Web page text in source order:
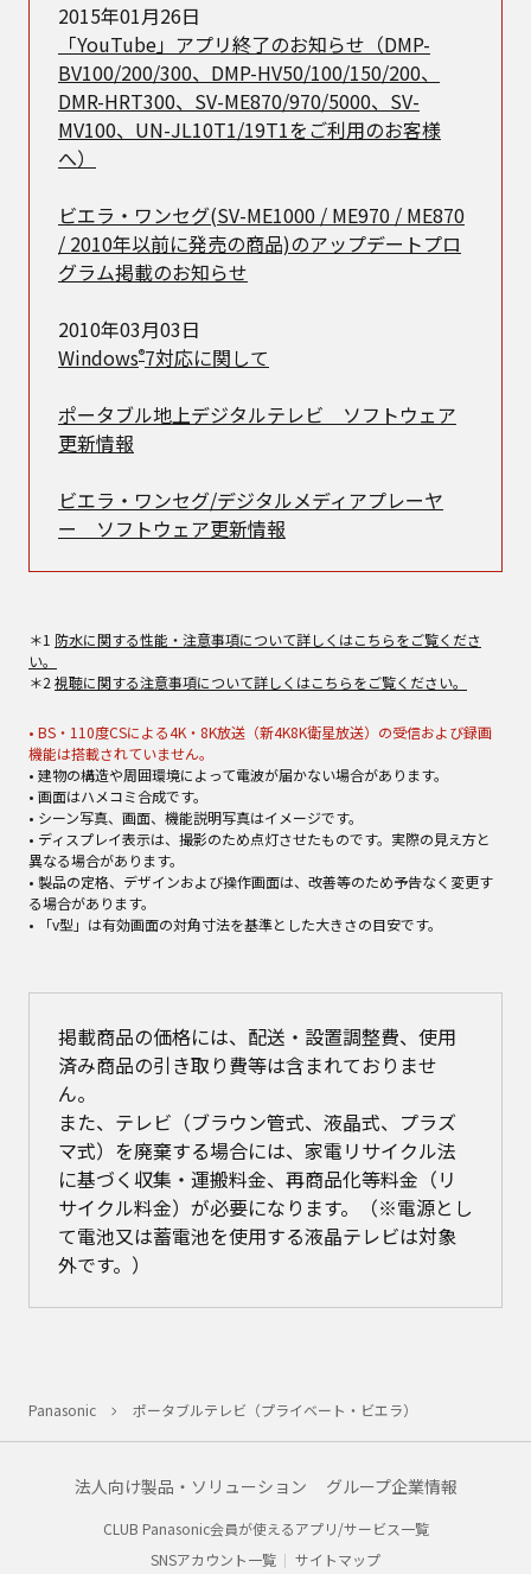
2015年01月26日
「YouTube」アプリ終了のお知らせ（DMP-
BV100/200/300、DMP-HV50/100/150/200、
DMR-HRT300、SV-ME870/970/5000、SV-
MV100、UN-JL10T1/19T1をご利用のお客様
へ）
ビエラ・ワンセグ(SV-ME1000 / ME970 / ME870
/ 2010年以前に発売の商品)のアップデートプロ
グラム掲載のお知らせ
2010年03月03日
Windows®7対応に関して
ポータブル地上デジタルテレビ ソフトウェア
更新情報
ビエラ・ワンセグ/デジタルメディアプレーヤ
ー ソフトウェア更新情報
＊1 防水に関する性能・注意事項について詳しくはこちらをご覧くださ
い。
＊2視聴に関する注意事項について詳しくはこちらをご覧ください。
• BS・110度CSによる4K・8K放送（新4K8K衛星放送）の受信および録画
機能は搭載されていません。
• 建物の構造や周囲環境によって電波が届かない場合があります。
• 画面はハメコミ合成です。
• シーン写真、画面、機能説明写真はイメージです。
• ディスプレイ表示は、撮影のため点灯させたものです。実際の見え方と
異なる場合があります。
• 製品の定格、デザインおよび操作画面は、改善等のため予告なく変更す
る場合があります。
• 「v型」は有効画面の対角寸法を基準とした大きさの目安です。
掲載商品の価格には、配送・設置調整費、使用
済み商品の引き取り費等は含まれておりませ
ん。
また、テレビ（ブラウン管式、液晶式、プラズ
マ式）を廃棄する場合には、家電リサイクル法
に基づく収集・運搬料金、再商品化等料金（リ
サイクル料金）が必要になります。（※電源とし
て電池又は蓄電池を使用する液晶テレビは対象
外です。）
Panasonic ポータブルテレビ（プライベート・ビエラ）
法人向け製品・ソリューション グループ企業情報
CLUB Panasonic会員が使えるアプリ/サービス一覧
SNSアカウント一覧
サイトマップ